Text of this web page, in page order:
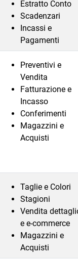
Estratto Conto
Scadenzari
Incassi e
Pagamenti
Preventivi e
Vendita
Fatturazione e
Incasso
Conferimenti
Magazzini e
Acquisti
Taglie e Colori
Stagioni
Vendita
e e-commerce
Magazzini e
Acquisti